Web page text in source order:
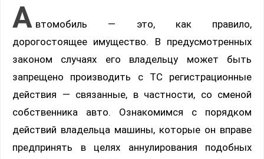
А втомобиль — это, как правило,
дорогостоящее имущество. В предусмотренных
законом случаях его владельцу может быть
запрещено производить с ТС регистрационные
действия — связанные, в частности, со сменой
собственника авто. Ознакомимся с порядком
действий владельца машины, которые он вправе
предпринять в целях аннулирования подобных